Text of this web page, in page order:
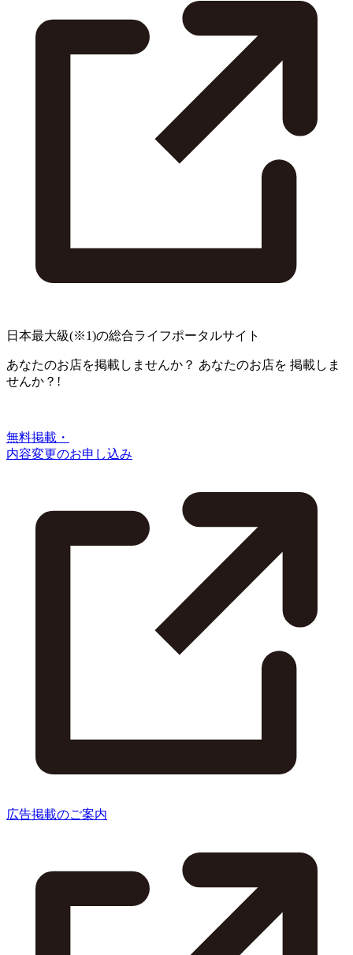
日本最大級(※1)の総合ライフポータルサイト
あなたのお店を掲載しませんか？ あなたのお店を 掲載しま
せんか？!
無料掲載・
内容変更のお申し込み
広告掲載のご案内